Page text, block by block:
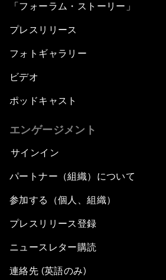
「フォーラム・ストーリー」
プレスリリース
フォトギャラリー
ビデオ
ポッドキャスト
エンゲージメント
サインイン
パートナー（組織）について
参加する（個人、組織）
プレスリリース登録
ニュースレター購読
連絡先 (英語のみ)